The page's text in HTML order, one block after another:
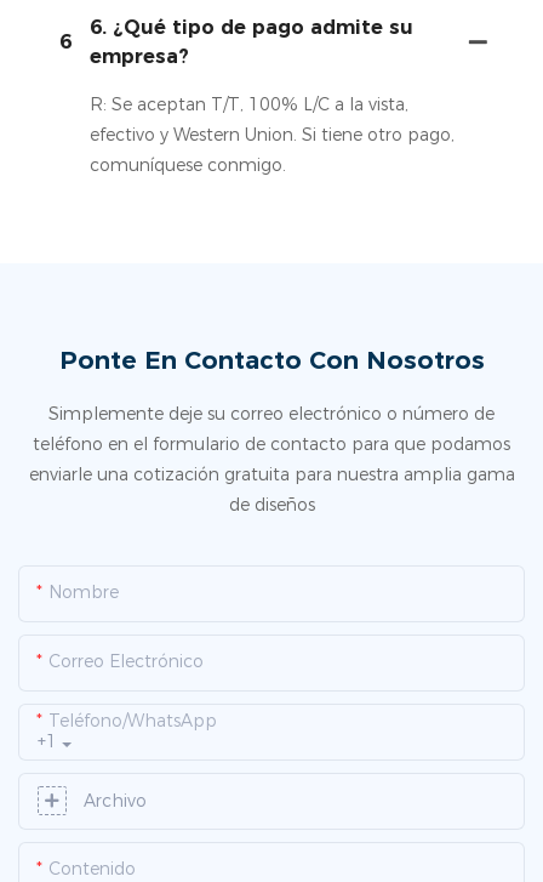
6
6. ¿Qué tipo de pago admite su
empresa?
R: Se aceptan T/T, 100% L/C a la vista,
efectivo y Western Union. Si tiene otro pago,
comuníquese conmigo.
Ponte En Contacto Con Nosotros
Simplemente deje su correo electrónico o número de
teléfono en el formulario de contacto para que podamos
enviarle una cotización gratuita para nuestra amplia gama
de diseños
Nombre
Correo Electrónico
+1
Teléfono/WhatsApp
Archivo
Contenido